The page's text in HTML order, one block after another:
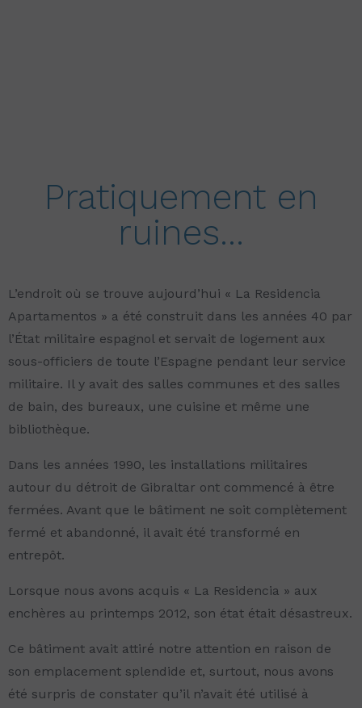
Pratiquement en
ruines...
L’endroit où se trouve aujourd’hui « La Residencia
Apartamentos » a été construit dans les années 40 par
l’État militaire espagnol et servait de logement aux
sous-officiers de toute l’Espagne pendant leur service
militaire. Il y avait des salles communes et des salles
de bain, des bureaux, une cuisine et même une
bibliothèque.
Dans les années 1990, les installations militaires
autour du détroit de Gibraltar ont commencé à être
fermées. Avant que le bâtiment ne soit complètement
fermé et abandonné, il avait été transformé en
entrepôt.
Lorsque nous avons acquis « La Residencia » aux
enchères au printemps 2012, son état était désastreux.
Ce bâtiment avait attiré notre attention en raison de
son emplacement splendide et, surtout, nous avons
été surpris de constater qu’il n’avait été utilisé à